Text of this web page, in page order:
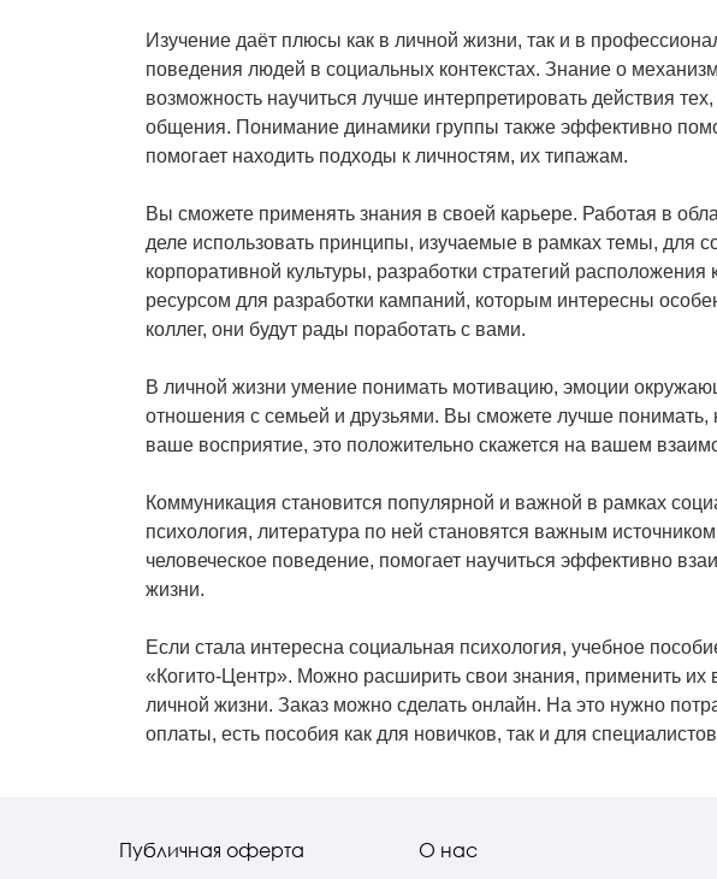
Изучение даёт плюсы как в личной жизни, так и в
поведения людей в социальных контекстах. Знание о
возможность научиться лучше интерпретировать действия
общения. Понимание динамики группы также эффективно
помогает находить подходы к личностям, их типажам.
Вы сможете применять знания в своей карьере. Работая в
деле использовать принципы, изучаемые в рамках темы, для
корпоративной культуры, разработки стратегий расположения
ресурсом для разработки кампаний, которым интересны
коллег, они будут рады поработать с вами.
В личной жизни умение понимать мотивацию, эмоции
отношения с семьей и друзьями. Вы сможете лучше понимать,
ваше восприятие, это положительно скажется на вашем
Коммуникация становится популярной и важной в рамках
психология, литература по ней становятся важным
человеческое поведение, помогает научиться эффективно
жизни.
Если стала интересна социальная психология, учебное
«Когито-Центр». Можно расширить свои знания, применить их
личной жизни. Заказ можно сделать онлайн. На это нужно
оплаты, есть пособия как для новичков, так и для
Публичная оферта О нас